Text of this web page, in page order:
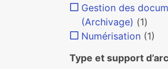
Gestion des
(Archivage) (1)
Numérisation (1)
Type et support